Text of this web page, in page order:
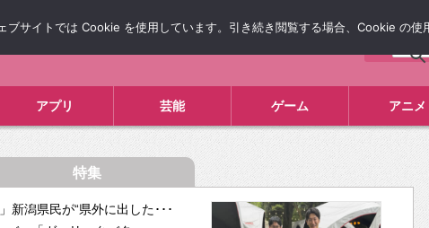
アプリ 芸能 ゲーム アニメ
特集
新潟県民が“県外に出した･･･
ブサイトでは Cookie を使用しています。引き続き閲覧する場合、Cookie の使